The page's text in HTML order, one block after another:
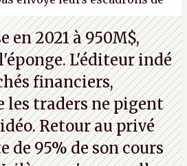
distribuer du copyright
l'Oncle Sam continuera
intellectuelle sur vos
P.
en 2021 à 950M$,
L'éditeur indé
financiers,
les traders ne pigent
Retour au privé
de 95% de son cours